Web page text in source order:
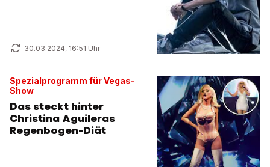
30.03.2024, 16:51 Uhr
Spezialprogramm für Vegas-
Show
Das steckt hinter
Christina Aguileras
Regenbogen-Diät